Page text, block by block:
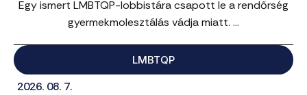
Egy ismert LMBTQP-lobbistára csapott le a rendőrség
gyermekmolesztálás vádja miatt. ...
LMBTQP
2026. 08. 7.